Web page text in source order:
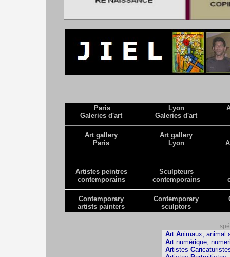
Paris
Galeries d'art
Lyon
Galeries d'art
Art gallery
Paris
Art gallery
Lyon
Artistes peintres
contemporains
Sculpteurs
contemporains
Contemporary
artists painters
Contemporary
sculptors
Art Animaux, animal
Art numérique,
Artistes C